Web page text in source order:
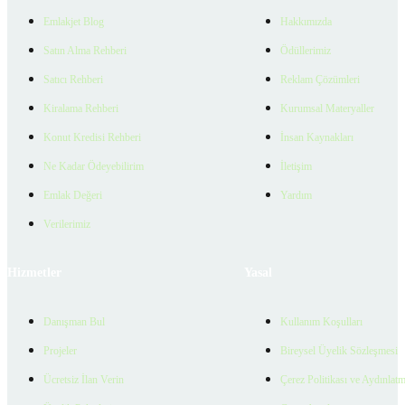
Emlakjet Blog
Satın Alma Rehberi
Satıcı Rehberi
Kiralama Rehberi
Konut Kredisi Rehberi
Ne Kadar Ödeyebilirim
Emlak Değeri
Verilerimiz
Hakkımızda
Ödüllerimiz
Reklam Çözümleri
Kurumsal Materyaller
İnsan Kaynakları
İletişim
Yardım
Danışman Bul
Projeler
Ücretsiz İlan Verin
Kullanım Koşulları
Bireysel Üyelik Sözleşmesi
Çerez Politikası ve